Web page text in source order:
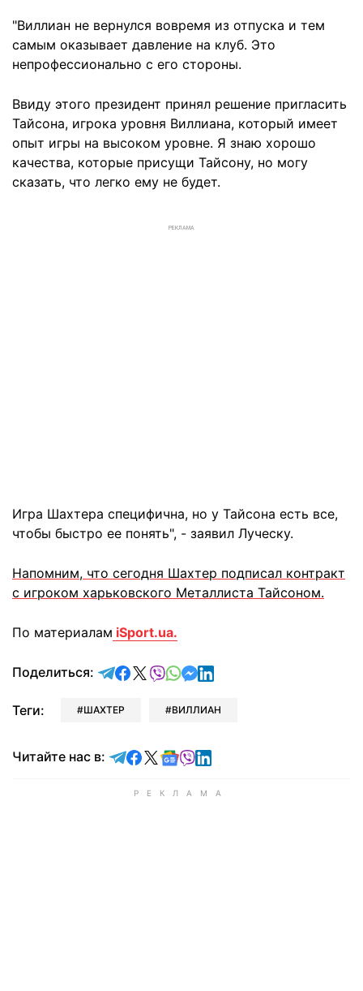
"Виллиан не вернулся вовремя из отпуска и тем
самым оказывает давление на клуб. Это
непрофессионально с его стороны.
Ввиду этого президент принял решение пригласить
Тайсона, игрока уровня Виллиана, который имеет
опыт игры на высоком уровне. Я знаю хорошо
качества, которые присущи Тайсону, но могу
сказать, что легко ему не будет.
РЕКЛАМА
Игра Шахтера специфична, но у Тайсона есть все,
чтобы быстро ее понять", - заявил Луческу.
Напомним, что сегодня Шахтер подписал контракт
с игроком харьковского Металлиста Тайсоном.
По материалам iSport.ua.
Поделиться: отправить в Telegram
поделиться в Facebook
поделиться в X
отправить в Viber
отправить в Whatsapp
отправить в Messenger
отправить в LinkedIn
Теги: ШАХТЕР ВИЛЛИАН
Читайте нас в: Читайте в Telegram
Читайте в Facebook
Читайте в X
Читайте в Google news
Читайте в Viber
Читайте в LinkedIn